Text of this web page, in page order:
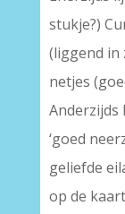
stukje?)
(liggend in
netjes
Anderzijds
‘goed
geliefde
op de